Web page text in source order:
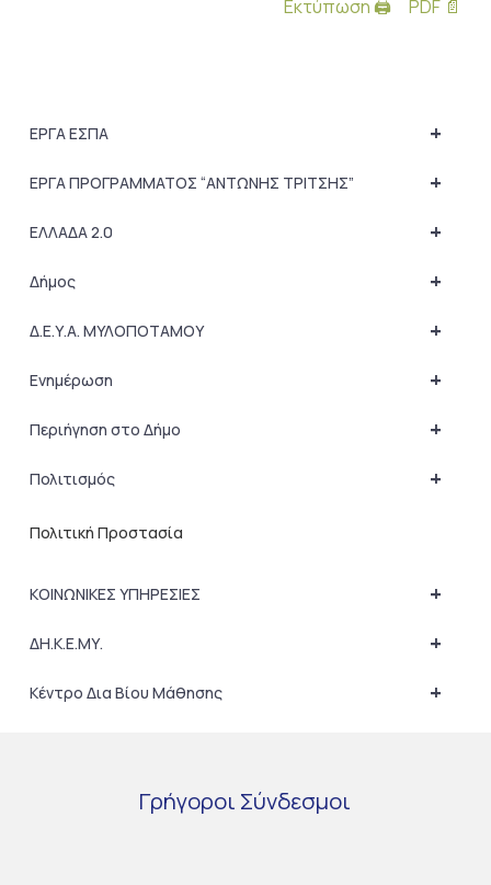
Εκτύπωση 🖨 PDF 📄
+
ΕΡΓΑ ΕΣΠΑ
+
ΕΡΓΑ ΠΡΟΓΡΑΜΜΑΤΟΣ “ΑΝΤΩΝΗΣ ΤΡΙΤΣΗΣ”
+
ΕΛΛΑΔΑ 2.0
+
Δήμος
+
Δ.Ε.Υ.Α. ΜΥΛΟΠΟΤΑΜΟΥ
+
Ενημέρωση
+
Περιήγηση στο Δήμο
+
Πολιτισμός
Πολιτική Προστασία
+
ΚΟΙΝΩΝΙΚΕΣ ΥΠΗΡΕΣΙΕΣ
+
ΔΗ.Κ.Ε.ΜΥ.
+
Κέντρο Δια Βίου Μάθησης
Γρήγοροι Σύνδεσμοι